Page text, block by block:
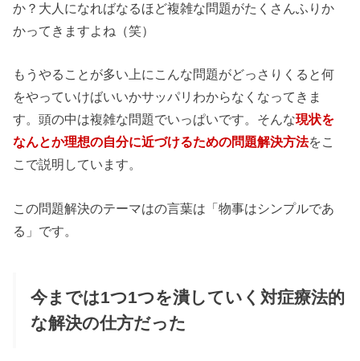
か？大人になればなるほど複雑な問題がたくさんふりか
かってきますよね（笑）
もうやることが多い上にこんな問題がどっさりくると何
をやっていけばいいかサッパリわからなくなってきま
す。頭の中は複雑な問題でいっぱいです。そんな現状を
なんとか理想の自分に近づけるための問題解決方法をこ
こで説明しています。
この問題解決のテーマはの言葉は「物事はシンプルであ
る 」です。
今までは1つ1つを潰していく対症療法的
な解決の仕方だった